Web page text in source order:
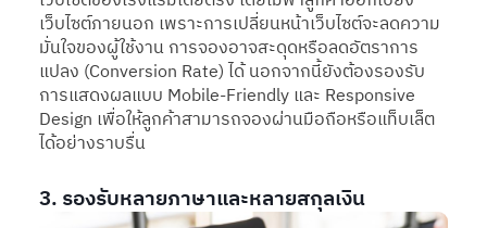
เว็บไซต์ภายนอก เพราะการเปลี่ยนหน้าเว็บไซต์จะลดความ
มั่นใจของผู้ใช้งาน การจองอาจสะดุดหรือลดอัตราการ
แปลง (Conversion Rate) ได้ นอกจากนี้ยังต้องรองรับ
การแสดงผลแบบ Mobile-Friendly และ Responsive
Design เพื่อให้ลูกค้าสามารถจองผ่านมือถือหรือแท็บเล็ต
ได้อย่างราบรื่น
3. รองรับหลายภาษาและหลายสกุลเงิน